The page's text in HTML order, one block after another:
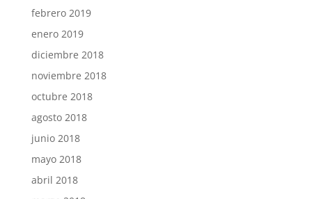
febrero 2019
enero 2019
diciembre 2018
noviembre 2018
octubre 2018
agosto 2018
junio 2018
mayo 2018
abril 2018